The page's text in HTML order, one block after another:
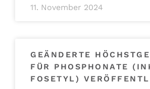
11. November 2024
GEÄNDERTE
FÜR PHOSPHONATE
FOSETYL)